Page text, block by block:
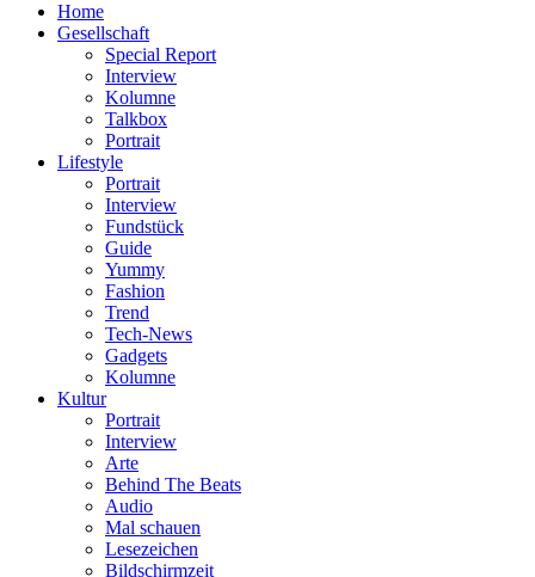
Home
Gesellschaft
Special Report
Interview
Kolumne
Talkbox
Portrait
Lifestyle
Portrait
Interview
Fundstück
Guide
Yummy
Fashion
Trend
Tech-News
Gadgets
Kolumne
Kultur
Portrait
Interview
Arte
Behind The Beats
Audio
Mal schauen
Lesezeichen
Bildschirmzeit